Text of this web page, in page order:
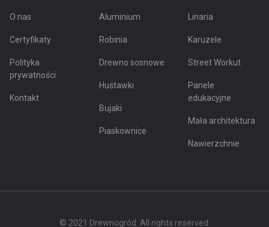
O nas
Certyfikaty
Polityka
prywatności
Kontakt
Aluminium
Robinia
Drewno sosnowe
Huśtawki
Bujaki
Piaskownice
Linaria
Karuzele
Street Workut
Panele
edukacyjne
Mała architektura
Nawierzchnie
© 2021 Drewnogród. All rights reserved.